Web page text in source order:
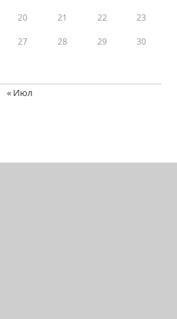
20 21 22 23
27 28 29 30
« Июл